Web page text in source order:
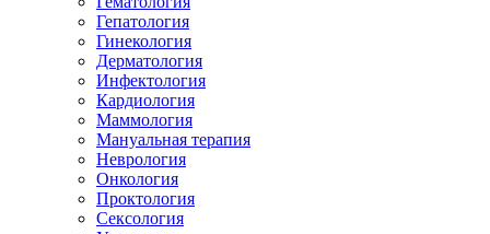
Гепатология
Гинекология
Дерматология
Инфектология
Кардиология
Маммология
Мануальная терапия
Неврология
Онкология
Проктология
Сексология